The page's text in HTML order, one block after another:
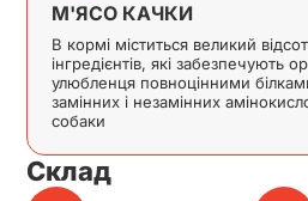
М'ЯСО КАЧКИ
В кормі міститься великий
інгредієнтів, які забезпечують
улюбленця повноцінними
замінних і незамінних
собаки
Склад